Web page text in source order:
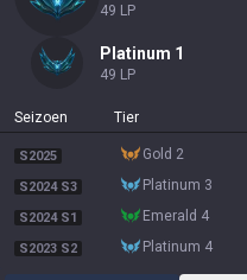
49 LP
platinum 1
49 LP
Seizoen Tier
S2025 gold 2
S2024 S3 platinum 3
S2024 S1 emerald 4
S2023 S2 platinum 4